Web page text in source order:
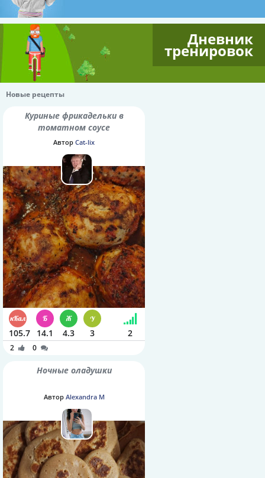
Дневник
тренировок
Новые рецепты
Куриные фрикадельки в
томатном соусе
Автор Cat-lix
105.7 14.1 4.3 3 2
2 0
Ночные оладушки
Автор Alexandra M